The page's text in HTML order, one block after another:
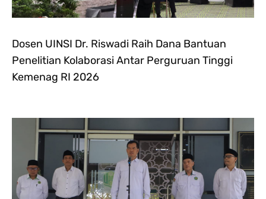
Dosen UINSI Dr. Riswadi Raih Dana Bantuan
Penelitian Kolaborasi Antar Perguruan Tinggi
Kemenag RI 2026